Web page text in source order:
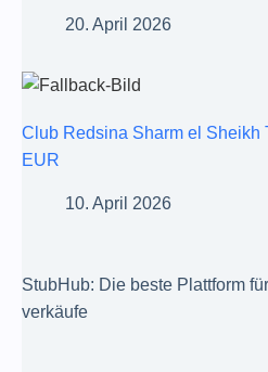
20. April 2026
Club Redsina Sharm el Sheikh
EUR
10. April 2026
StubHub: Die beste Plattform
verkäufe